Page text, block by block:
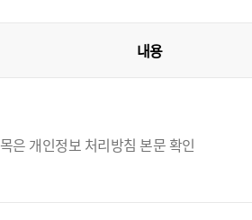
내용
은 개인정보 처리방침 본문 확인